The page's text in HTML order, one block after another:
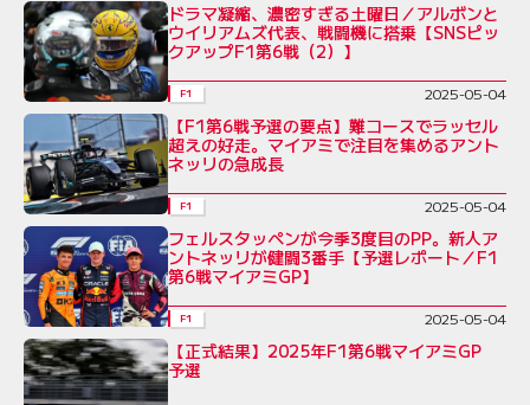
ドラマ凝縮、濃密すぎる土曜日／アルボンと
ウイリアムズ代表、戦闘機に搭乗【SNSピッ
クアップF1第6戦（2）】
F1 2025-05-04
【F1第6戦予選の要点】難コースでラッセル
超えの好走。マイアミで注目を集めるアント
ネッリの急成長
F1 2025-05-04
フェルスタッペンが今季3度目のPP。新人ア
ントネッリが健闘3番手【予選レポート／F1
第6戦マイアミGP】
F1 2025-05-04
【正式結果】2025年F1第6戦マイアミGP
予選